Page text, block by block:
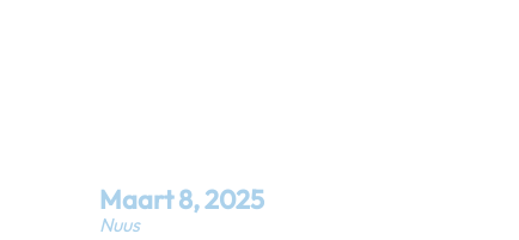
Maart8,2025
Nuus